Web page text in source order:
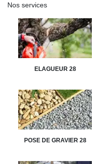
Nos services
ELAGUEUR 28
POSE DE GRAVIER 28